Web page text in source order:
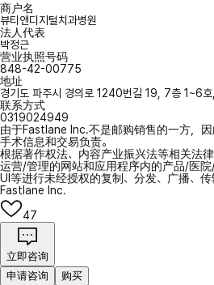
商户名
뷰티앤디지털치과병원
法人代表
박정근
营业执照号码
848-42-00775
地址
경기도 파주시 경의로 1240번길 19, 7층 1~6
联系方式
0319024949
由于Fastlane Inc.不是邮购销售的一方，
手术信息和交易负责。
根据著作权法、内容产业振兴法等相关法
运营/管理的网站和应用程序内的产品/医院
UI等进行未经授权的复制、分发、广播、传
Fastlane Inc.
47
立即咨询
申请咨询
购买